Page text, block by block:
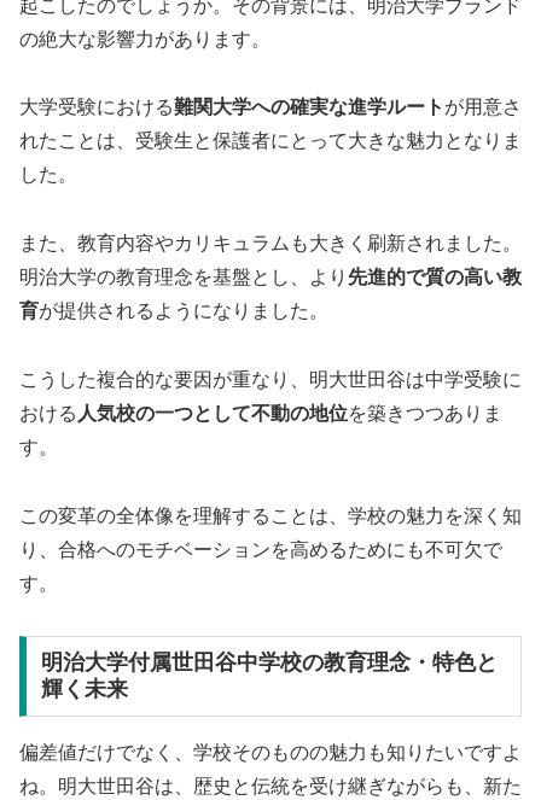
起こしたのでしょうか。その背景には、明治大学ブランド
の絶大な影響力があります。
大学受験における難関大学への確実な進学ルート が用意さ
れたことは、受験生と保護者にとって大きな魅力となりま
した。
また、教育内容やカリキュラムも大きく刷新されました。
明治大学の教育理念を基盤とし、より 先進的で質の高い教
育が提供されるようになりました。
こうした複合的な要因が重なり、明大世田谷は中学受験に
おける 人気校の一つとして不動の地位を築きつつありま
す。
この変革の全体像を理解することは、学校の魅力を深く知
り、合格へのモチベーションを高めるためにも不可欠で
す。
明治大学付属世田谷中学校の教育理念・特色と
輝く未来
偏差値だけでなく、学校そのものの魅力も知りたいですよ
ね。明大世田谷は、歴史と伝統を受け継ぎながらも、新た